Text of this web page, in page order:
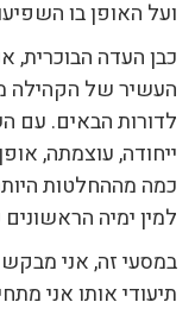
ועל האופן בו
כבן העדה הבוכרית,
העשיר של הקהילה
לדורות הבאים. עם
ייחודה, עוצמתה,
כמה מההחלטות
למין ימיה
במסעי זה, אני
תיעודי אותו אני